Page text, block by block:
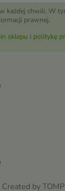
każdej chwili. W
prawnej.
sklepu i politykę
Created by TOMP